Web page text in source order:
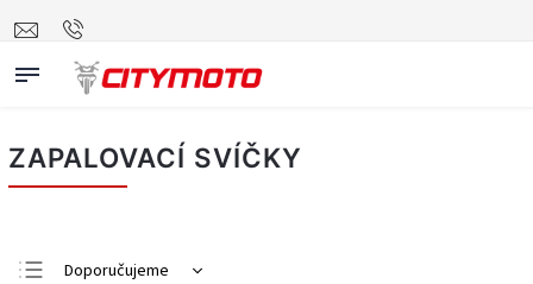
ZAPALOVACÍ SVÍČKY
Doporučujeme